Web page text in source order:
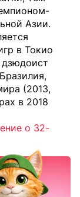
Азии.
в Токио
(2013,
в 2018
о 32-